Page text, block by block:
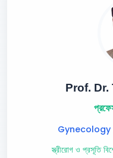
Prof. Dr.
স্ত্রীরোগ ও প্রসূতি